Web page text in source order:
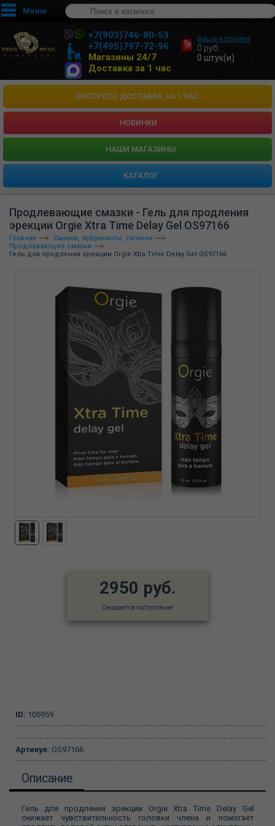
Меню
+7(903)746-80-53
+7(495)797-72-96
Магазины 24/7
Доставка за 1 час
Ваша корзина
0 руб.
0 штук(и)
ЭКСПРЕСС ДОСТАВКА ЗА 1 ЧАС
НОВИНКИ
HАШИ МАГАЗИНЫ
КАТАЛОГ
Продлевающие смазки - Гель для продления
эрекции Orgie Xtra Time Delay Gel OS97166
Главная
Смазки, лубриканты, гигиена
Продлевающие смазки
Гель для продления эрекции Orgie Xtra Time Delay Gel OS97166
2950 руб.
Ожидается поступление
ID: 105959
Артикул: OS97166
Описание
Гель для продления эрекции Orgie Xtra Time Delay Gel
снижает чувствительность головки члена и помогает